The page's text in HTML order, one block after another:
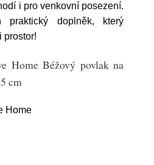
i pro venkovní posezení.
praktický doplněk, který
prostor!
Home Béžový povlak na
cm
Home